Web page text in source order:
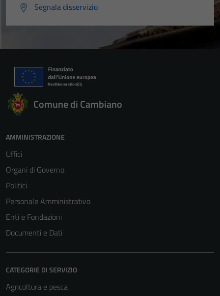
Segnala disservizio
Comune di Cambiano
AMMINISTRAZIONE
Uffici
Organi di Governo
Politici
Personale Amministrativo
Enti e Fondazioni
Documenti e Dati
CATEGORIE DI SERVIZIO
Agricoltura e pesca